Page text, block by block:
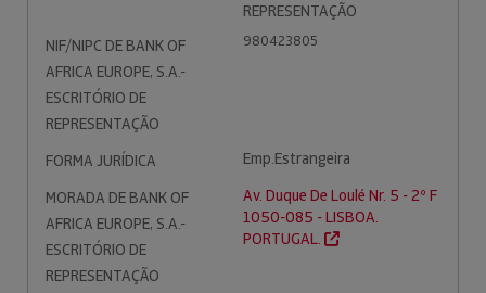
REPRESENTAÇÃO
NIF/NIPC DE BANK OF
AFRICA EUROPE, S.A.-
ESCRITÓRIO DE
REPRESENTAÇÃO
980423805
FORMA JURÍDICA
Emp.Estrangeira
MORADA DE BANK OF
AFRICA EUROPE, S.A.-
ESCRITÓRIO DE
REPRESENTAÇÃO
Av. Duque De Loulé Nr. 5 - 2º F
1050-085 - LISBOA.
PORTUGAL.